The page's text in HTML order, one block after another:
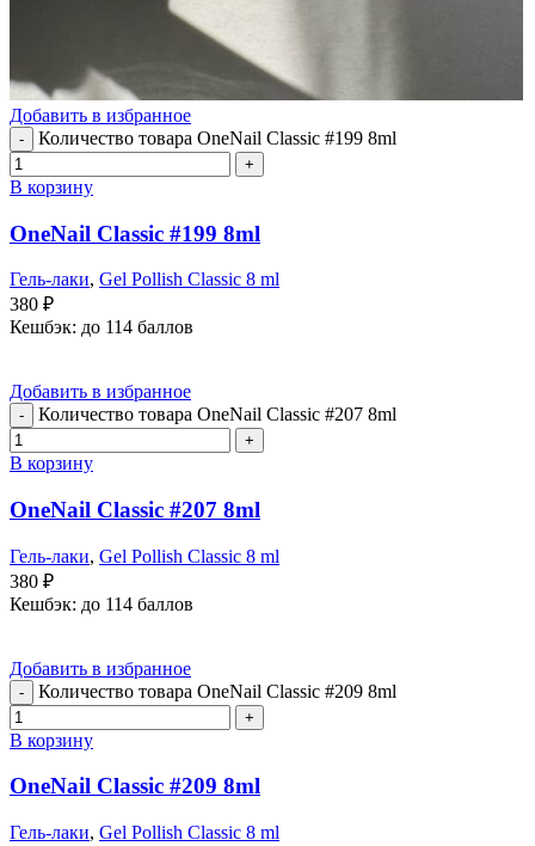
Добавить в избранное
Количество товара OneNail Classic #199 8ml
В корзину
OneNail Classic #199 8ml
Гель-лаки, Gel Pollish Classic 8 ml
380 ₽
Кешбэк: до 114 баллов
Добавить в избранное
Количество товара OneNail Classic #207 8ml
В корзину
OneNail Classic #207 8ml
Гель-лаки, Gel Pollish Classic 8 ml
380 ₽
Кешбэк: до 114 баллов
Добавить в избранное
Количество товара OneNail Classic #209 8ml
В корзину
OneNail Classic #209 8ml
Гель-лаки, Gel Pollish Classic 8 ml